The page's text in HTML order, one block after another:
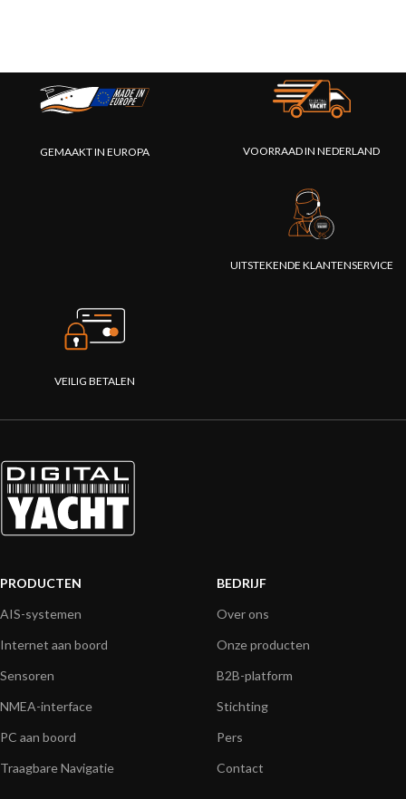
GEMAAKT IN EUROPA VOORRAAD IN NEDERLAND
UITSTEKENDE KLANTENSERVICE
VEILIG BETALEN
PRODUCTEN
AIS-systemen
Internet aan boord
Sensoren
NMEA-interface
PC aan boord
Traagbare Navigatie
BEDRIJF
Over ons
Onze producten
B2B-platform
Stichting
Pers
Contact